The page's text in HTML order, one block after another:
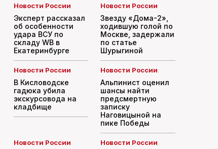
Новости России
Эксперт рассказал
об особенности
удара ВСУ по
складу WB в
Екатеринбурге
Новости России
Звезду «Дома-2»,
ходившую голой по
Москве, задержали
по статье
Шурыгиной
Новости России
В Кисловодске
гадюка убила
экскурсовода на
кладбище
Новости России
Альпинист оценил
шансы найти
предсмертную
записку
Наговицыной на
пике Победы
Новости России Новости России